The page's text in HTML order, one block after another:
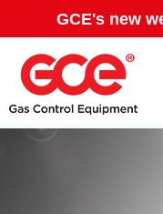
GCE's new